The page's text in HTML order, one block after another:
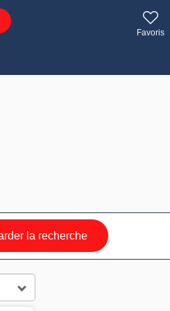
Favoris
la recherche